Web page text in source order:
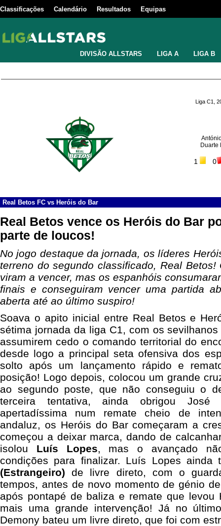
Classificações Calendário Resultados Equipas
DIVISÃO ALLSTARS LIGA A LIGA B
Liga C1,
Duarte
1 0
Real Betos FC vs Heróis do Bar
Real Betos vence os Heróis do Bar
parte de loucos!
No jogo destaque da jornada, os líderes
terreno do segundo classificado, Real
viram a vencer, mas os espanhóis
finais e conseguiram vencer uma partida
aberta até ao último suspiro!
Soava o apito inicial entre Real Betos e
sétima jornada da liga C1, com os
assumirem cedo o comando territorial do
desde logo a principal seta ofensiva dos
solto após um lançamento rápido e
posição! Logo depois, colocou um grande
ao segundo poste, que não conseguiu o
terceira tentativa, ainda obrigou
apertadíssima num remate cheio de
andaluz, os Heróis do Bar começaram a
começou a deixar marca, dando de
isolou Luís Lopes, mas o avançado
condições para finalizar. Luís Lopes ainda
(Estrangeiro) de livre direto, com o
tempos, antes de novo momento de génio
após pontapé de baliza e remate que levou
mais uma grande intervenção! Já no
Demony bateu um livre direto, que foi com